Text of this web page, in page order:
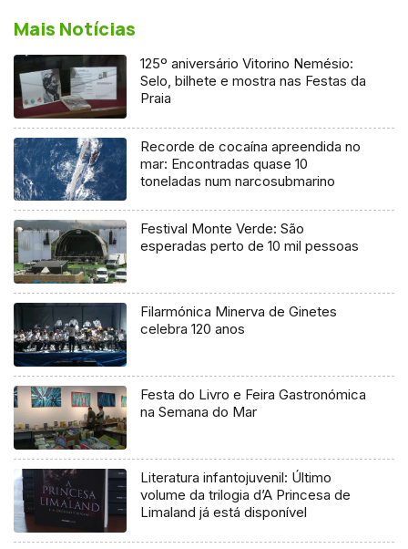
Mais Notícias
125º aniversário Vitorino Nemésio:
Selo, bilhete e mostra nas Festas da
Praia
Recorde de cocaína apreendida no
mar: Encontradas quase 10
toneladas num narcosubmarino
Festival Monte Verde: São
esperadas perto de 10 mil pessoas
Filarmónica Minerva de Ginetes
celebra 120 anos
Festa do Livro e Feira Gastronómica
na Semana do Mar
Literatura infantojuvenil: Último
volume da trilogia d’A Princesa de
Limaland já está disponível